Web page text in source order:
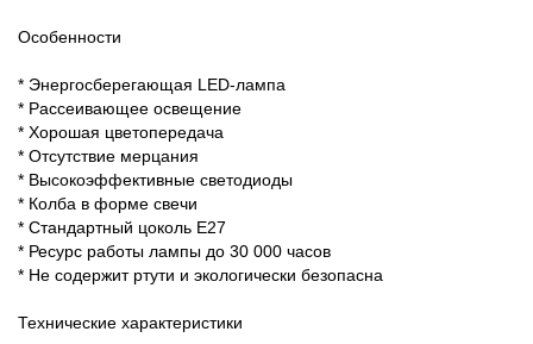
Особенности
* Энергосберегающая LED-лампа
* Рассеивающее освещение
* Хорошая цветопередача
* Отсутствие мерцания
* Высокоэффективные светодиоды
* Колба в форме свечи
* Стандартный цоколь Е27
* Ресурс работы лампы до 30 000 часов
* Не содержит ртути и экологически безопасна
Технические характеристики